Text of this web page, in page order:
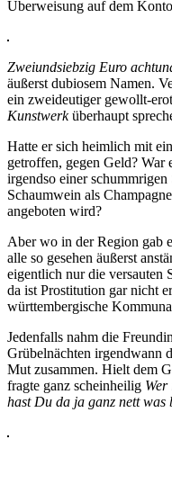
Überweisung auf dem
Zweiundsiebzig Euro
äußerst dubiosem Namen.
ein zweideutiger gewollt-
Kunstwerküberhaupt
Hatte er sich heimlich mit
getroffen, gegen Geld? War
irgendso einer
Schaumwein als
angeboten wird?
Aber wo in der Region gab
alle so gesehen äußerst
eigentlich nur die versauten
da ist Prostitution gar nicht
württembergische
Jedenfalls nahm die
Grübelnächten irgendwann
Mut zusammen. Hielt dem
fragte ganz scheinheilig Wer
hast Du da ja ganz nett was